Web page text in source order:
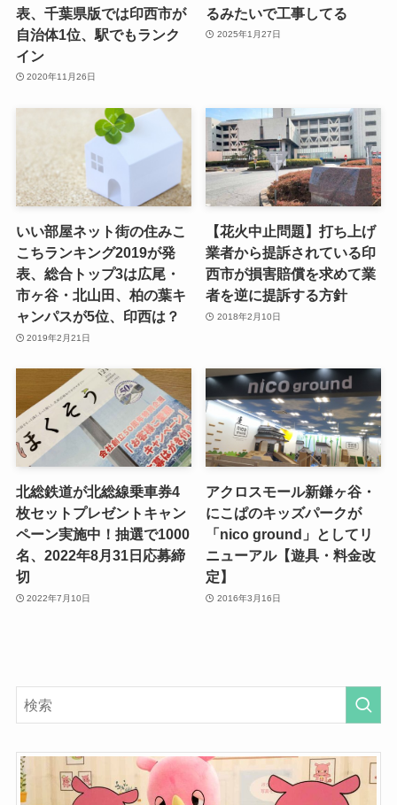
表、千葉県版では印西市が
自治体1位、駅でもランク
イン
2020年11月26日
るみたいで工事してる
2025年1月27日
いい部屋ネット街の住みこ
こちランキング2019が発
表、総合トップ3は広尾・
市ヶ谷・北山田、柏の葉キ
ャンパスが5位、印西は？
2019年2月21日
【花火中止問題】打ち上げ
業者から提訴されている印
西市が損害賠償を求めて業
者を逆に提訴する方針
2018年2月10日
北総鉄道が北総線乗車券4
枚セットプレゼントキャン
ペーン実施中！抽選で1000
名、2022年8月31日応募締
切
2022年7月10日
アクロスモール新鎌ヶ谷・
にこぱのキッズパークが
「nico ground」としてリ
ニューアル【遊具・料金改
定】
2016年3月16日